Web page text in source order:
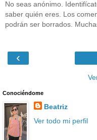
No seas anónimo.
saber quién eres. Los
podrán ser borrados.
‹
Conociéndome
Beatriz
Ver todo mi perfil